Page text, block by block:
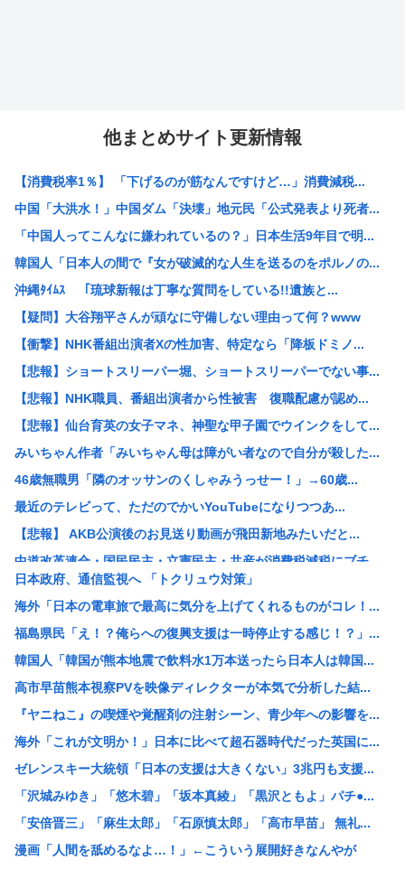
他まとめサイト更新情報
【消費税率1％】 「下げるのが筋なんですけど…」消費減税...
中国「大洪水！」中国ダム「決壊」地元民「公式発表より死者...
「中国人ってこんなに嫌われているの？」日本生活9年目で明...
韓国人「日本人の間で『女が破滅的な人生を送るのをポルノの...
沖縄ﾀｲﾑｽ 「琉球新報は丁寧な質問をしている!!遺族と...
【疑問】大谷翔平さんが頑なに守備しない理由って何？www
【衝撃】NHK番組出演者Xの性加害、特定なら「降板ドミノ...
【悲報】ショートスリーパー堀、ショートスリーパーでない事...
【悲報】NHK職員、番組出演者から性被害 復職配慮が認め...
【悲報】仙台育英の女子マネ、神聖な甲子園でウインクをして...
みいちゃん作者「みいちゃん母は障がい者なので自分が殺した...
46歳無職男「隣のオッサンのくしゃみうっせー！」→60歳...
最近のテレビって、ただのでかいYouTubeになりつつあ...
【悲報】 AKB公演後のお見送り動画が飛田新地みたいだと...
中道改革連合・国民民主・立憲民主・共産が消費税減税にブチ...
中国「アメリカさぁ、調子乗ってるからお前らが頼ってる軍用...
韓国人の対日好感度が過去最高に、「ノージャパン」は終わっ...
【画像】元ジャンポケ・斉藤慎二被告の妻・瀬戸サオリがイン...
スペースX、株価大暴落
柳葉敏郎の代表作、「踊る大捜査線しかない」
産経新聞、東北で新聞発行休止へ
【衝撃】JKの従姉妹が泊まりに来た結果www
【速報】なぜか読める画像が発見されるwww
【衝撃】清水アキラさんの息子・清水良太郎さん死去で落語家...
【困惑】ミセスグリーンアップルさんってもう落ち目なんか？...
特定外来カミキリムシに1匹300円の賞金をかけた高崎市、...
日本政府、通信監視へ 「トクリュウ対策」
海外「日本の電車旅で最高に気分を上げてくれるものがコレ！...
福島県民「え！？俺らへの復興支援は一時停止する感じ！？」...
韓国人「韓国が熊本地震で飲料水1万本送ったら日本人は韓国...
高市早苗熊本視察PVを映像ディレクターが本気で分析した結...
『ヤニねこ』の喫煙や覚醒剤の注射シーン、青少年への影響を...
海外「これが文明か！」日本に比べて超石器時代だった英国に...
ゼレンスキー大統領「日本の支援は大きくない」3兆円も支援...
「沢城みゆき」「悠木碧」「坂本真綾」「黒沢ともよ」パチ●...
「安倍晋三」「麻生太郎」「石原慎太郎」「高市早苗」 無礼...
漫画「人間を舐めるなよ…！」←こういう展開好きなんやが